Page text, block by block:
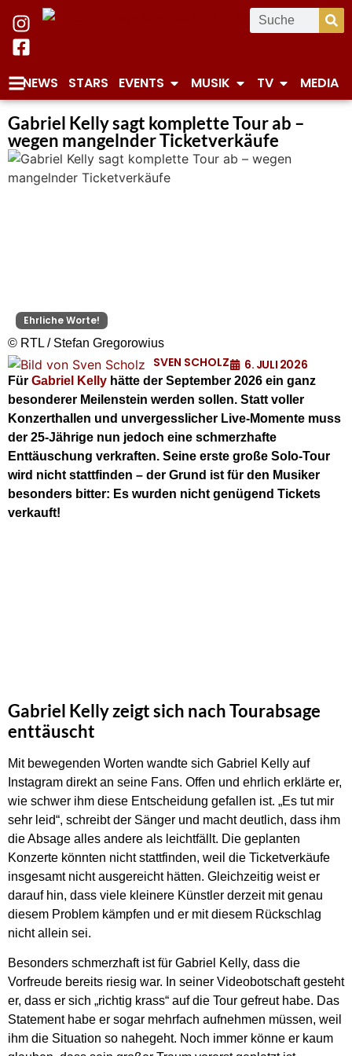
NEWS STARS EVENTS MUSIK TV MEDIA
Gabriel Kelly sagt komplette Tour ab –
wegen mangelnder Ticketverkäufe
Ehrliche Worte!
© RTL / Stefan Gregorowius
SVEN SCHOLZ 6. JULI 2026
Für Gabriel Kelly hätte der September 2026 ein ganz
besonderer Meilenstein werden sollen. Statt voller
Konzerthallen und unvergesslicher Live-Momente muss
der 25-Jährige nun jedoch eine schmerzhafte
Enttäuschung verkraften. Seine erste große Solo-Tour
wird nicht stattfinden – der Grund ist für den Musiker
besonders bitter: Es wurden nicht genügend Tickets
verkauft!
Gabriel Kelly zeigt sich nach Tourabsage
enttäuscht
Mit bewegenden Worten wandte sich Gabriel Kelly auf
Instagram direkt an seine Fans. Offen und ehrlich erklärte er,
wie schwer ihm diese Entscheidung gefallen ist. „Es tut mir
sehr leid“, schreibt der Sänger und macht deutlich, dass ihm
die Absage alles andere als leichtfällt. Die geplanten
Konzerte könnten nicht stattfinden, weil die Ticketverkäufe
insgesamt nicht ausgereicht hätten. Gleichzeitig weist er
darauf hin, dass viele kleinere Künstler derzeit mit genau
diesem Problem kämpfen und er mit diesem Rückschlag
nicht allein sei.
Besonders schmerzhaft ist für Gabriel Kelly, dass die
Vorfreude bereits riesig war. In seiner Videobotschaft gesteht
er, dass er sich „richtig krass“ auf die Tour gefreut habe. Das
Statement habe er sogar mehrfach aufnehmen müssen, weil
ihm die Situation so nahegeht. Noch immer könne er kaum